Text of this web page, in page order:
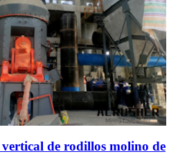
de rodillos molino de